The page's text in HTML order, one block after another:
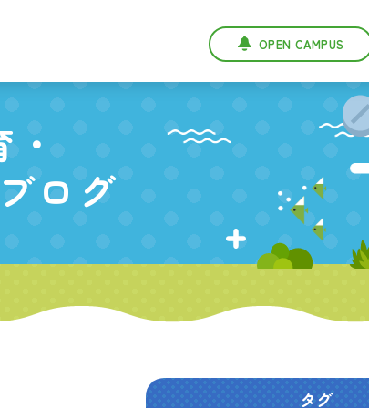
OPEN CAMPUS
ブログ
タグ